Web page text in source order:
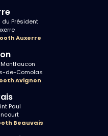
du Président
Auxerre
de-Comolas
Avignon
Paul
Beauvais